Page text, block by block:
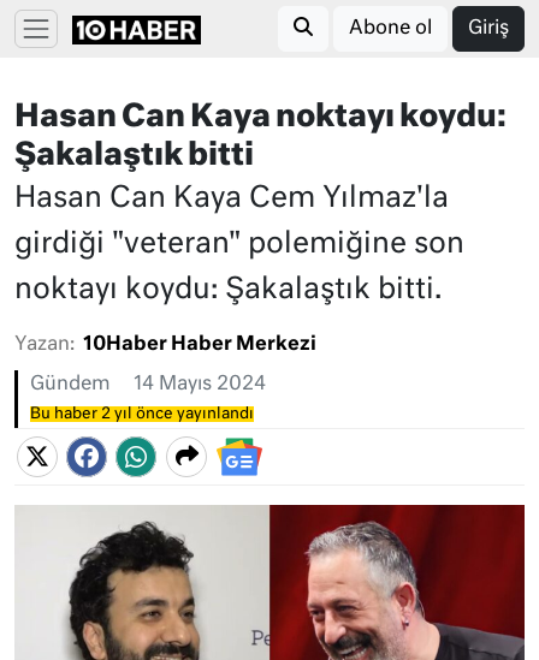
Abone ol Giriş
Hasan Can Kaya noktayı koydu:
Şakalaştık bitti
Hasan Can Kaya Cem Yılmaz'la
girdiği "veteran" polemiğine son
noktayı koydu: Şakalaştık bitti.
Yazan: 10Haber Haber Merkezi
Gündem 14 Mayıs 2024
Bu haber 2 yıl önce yayınlandı